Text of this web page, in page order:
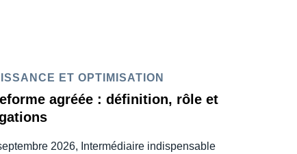
ET OPTIMISATION
agréée : définition, rôle et
2026, Intermédiaire indispensable